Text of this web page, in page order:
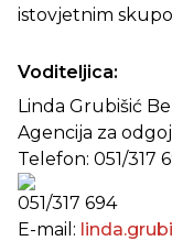
istovjetnim
Voditeljica:
Linda Grubišić
Agencija za
Telefon: 051/317
051/317 694
E-mail: